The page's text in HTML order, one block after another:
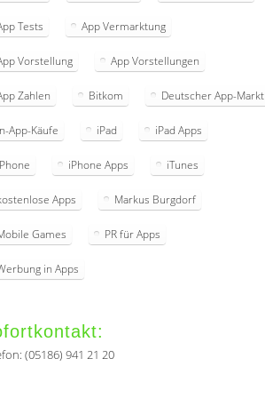
Tests App Vermarktung
Vorstellung App Vorstellungen
Zahlen Bitkom Deutscher App-Markt
App-Käufe iPad iPad Apps
iPhone Apps iTunes
Apps Markus Burgdorf
Games PR für Apps
in Apps
(05186) 941 21 20